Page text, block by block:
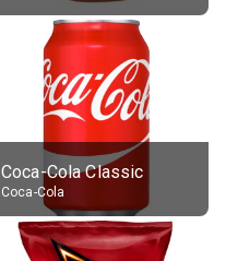
Coca-Cola Classic
Coca-Cola